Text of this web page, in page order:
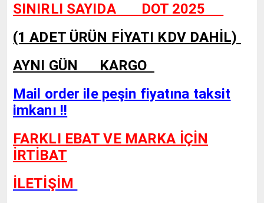
SINIRLI SAYIDA DOT 2025
(1 ADET ÜRÜN FİYATI KDV DAHİL)
AYNI GÜN KARGO
Mail order ile peşin fiyatına taksit
imkanı !!
FARKLI EBAT VE MARKA İÇİN
İRTİBAT
İLETİŞİM